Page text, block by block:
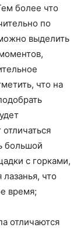
более что
по
выделить
что на
большой
с горками,
что
время;
отличаются